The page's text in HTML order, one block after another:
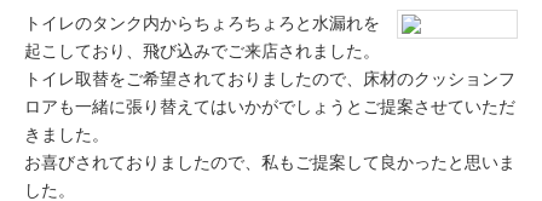
トイレのタンク内からちょろちょろと水漏れを
起こしており、飛び込みでご来店されました。
トイレ取替をご希望されておりましたので、床材のクッションフ
ロアも一緒に張り替えてはいかがでしょうとご提案させていただ
きました。
お喜びされておりましたので、私もご提案して良かったと思いま
した。